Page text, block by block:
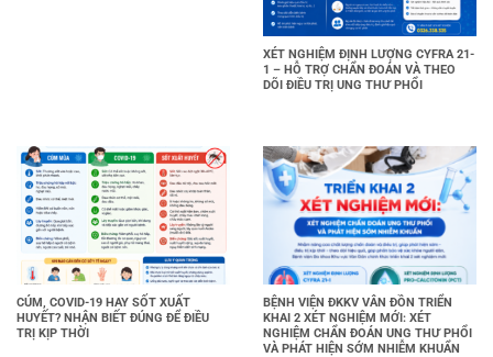
XÉT NGHIỆM ĐỊNH LƯỢNG CYFRA 21-
1 – HỖ TRỢ CHẨN ĐOÁN VÀ THEO
DÕI ĐIỀU TRỊ UNG THƯ PHỔI
CÚM, COVID-19 HAY SỐT XUẤT
HUYẾT? NHẬN BIẾT ĐÚNG ĐỂ ĐIỀU
TRỊ KỊP THỜI
BỆNH VIỆN ĐKKV VÂN ĐỒN TRIỂN
KHAI 2 XÉT NGHIỆM MỚI: XÉT
NGHIỆM CHẨN ĐOÁN UNG THƯ PHỔI
VÀ PHÁT HIỆN SỚM NHIỄM KHUẨN